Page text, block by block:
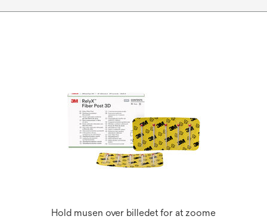
Hold musen over billedet for at zoome